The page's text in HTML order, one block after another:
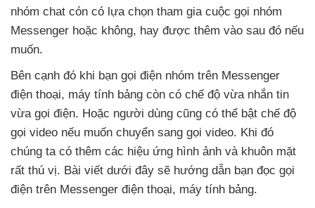
nhóm chat cón có lựa chọn tham gia cuộc gọi nhóm
Messenger hoặc không, hay được thêm vào sau đó nếu
muốn.
Bên cạnh đó khi bạn gọi điện nhóm trên Messenger
điện thoại, máy tính bảng còn có chế độ vừa nhắn tin
vừa gọi điện. Hoặc người dùng cũng có thể bật chế độ
gọi video nếu muốn chuyển sang gọi video. Khi đó
chúng ta có thêm các hiệu ứng hình ảnh và khuôn mặt
rất thú vị. Bài viết dưới đây sẽ hướng dẫn bạn đọc gọi
điện trên Messenger điện thoại, máy tính bảng.